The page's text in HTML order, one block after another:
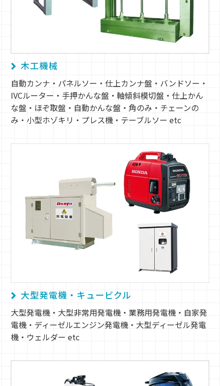
木工機械
自動カンナ・パネルソー・仕上カンナ盤・バンドソー・
IVCルーター・手押かんな盤・軸傾斜模切盤・仕上かん
な盤・ほぞ取盤・自動かんな盤・角のみ・チェーンの
み・小型ホゾキリ・プレス機・テーブルソー etc
大型発電機・キュービクル
大型発電機・大型非常用発電機・業務用発電機・自家発
電機・ディーゼルエンジン発電機・大型ディーゼル発電
機・ウェルダー etc